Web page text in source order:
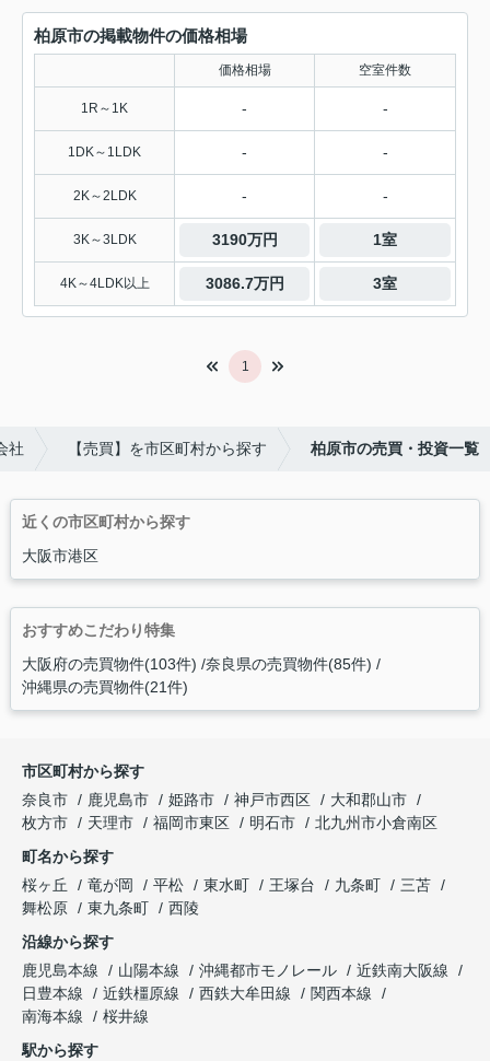
柏原市の掲載物件の価格相場
価格相場 空室件数
1R～1K - -
1DK～1LDK - -
2K～2LDK - -
3K～3LDK 3190万円 1室
4K～4LDK以上 3086.7万円 3室
1
社 【売買】を市区町村から探す 柏原市の売買・投資一覧
近くの市区町村から探す
大阪市港区
おすすめこだわり特集
大阪府の売買物件(103件) 奈良県の売買物件(85件)
沖縄県の売買物件(21件)
市区町村から探す
奈良市
鹿児島市 姫路市 神戸市西区
大和郡山市
枚方市
天理市 福岡市東区 明石市
北九州市小倉南区
町名から探す
桜ヶ丘
竜が岡 平松 東水町 王塚台 九条町
三苫
舞松原
東九条町
西陵
沿線から探す
鹿児島本線
山陽本線 沖縄都市モノレール
近鉄南大阪線
日豊本線
近鉄橿原線 西鉄大牟田線
関西本線
南海本線
桜井線
駅から探す